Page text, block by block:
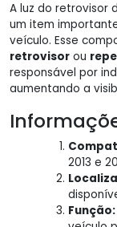
A luz do retrovisor
um item
veículo. Esse
retrovisor ou
responsável por
aumentando a
2013 e
Função: